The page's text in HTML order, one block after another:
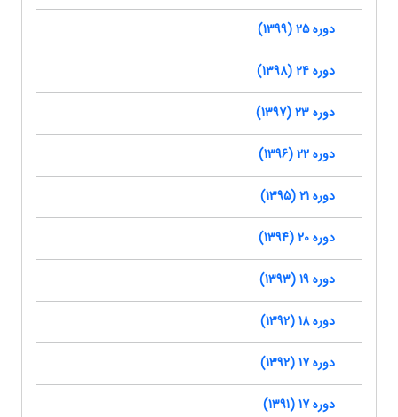
دوره 25 (1399)
دوره 24 (1398)
دوره 23 (1397)
دوره 22 (1396)
دوره 21 (1395)
دوره 20 (1394)
دوره 19 (1393)
دوره 18 (1392)
دوره 17 (1392)
دوره 17 (1391)